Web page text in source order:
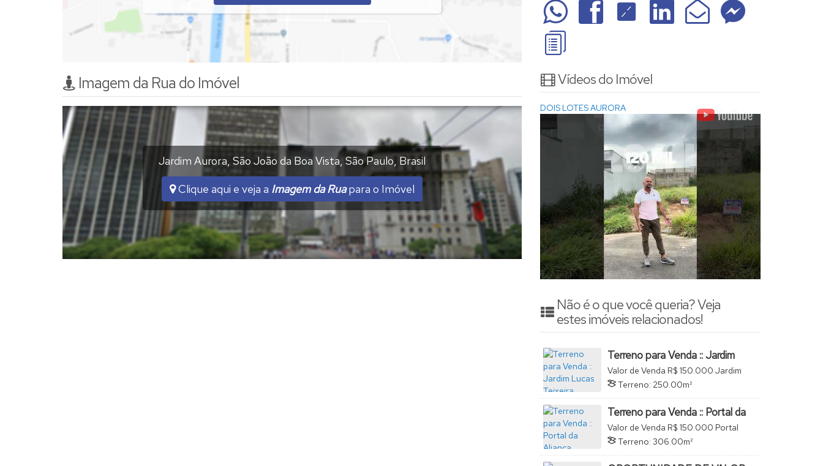
Imagem da Rua do Imóvel
Jardim Aurora São João da Boa Vista ,São Paulo Brasil
Clique aqui e veja a Imagem da Ruapara o Imóvel
Vídeos do Imóvel
DOIS LOTES AURORA
Não é o que você queria? Veja
estes imóveis relacionados!
Terreno para Venda :: Jardim
Lucas TeixeiraR$ 150.000
Valor de Venda
Jardim
Lucas Teixeira, São João da Boa
Terreno: 250.00m²
Terreno para Venda :: Portal da
Aliança
R$ 150.000
Valor de Venda
Portal
da Aliança, São João da Boa Vista,
Terreno: 306.00m²